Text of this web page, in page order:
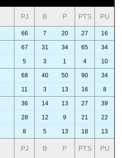
PJ B P PTS PU
66 7 20 27 16
67 31 34 65 34
5 3 1 4 10
68 40 50 90 34
11 3 13 16 8
36 14 13 27 39
28 12 9 21 22
8 5 13 18 13
PJ B P PTS PU